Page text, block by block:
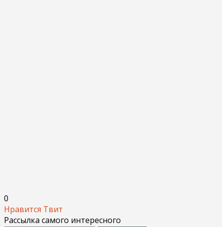
0
Нравится Твит
Рассылка самого интересного